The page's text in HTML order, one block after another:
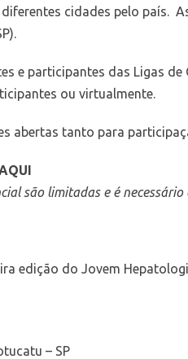
cidades pelo país.
e participantes das Ligas
ou virtualmente.
abertas tanto para
são limitadas e é
edição do Jovem
– SP